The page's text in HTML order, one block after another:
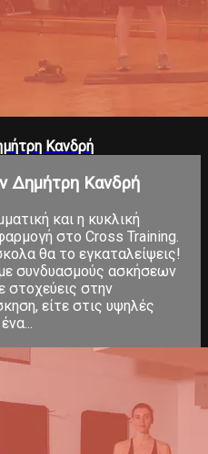
Κανδρή
Δημήτρη Κανδρή
και η κυκλική
στο Cross Training.
θα το εγκαταλείψεις!
συνδυασμούς ασκήσεων
στοχεύεις στην
είτε στις υψηλές